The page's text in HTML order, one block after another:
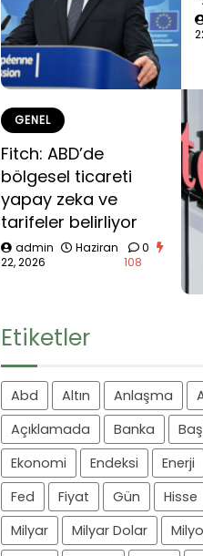
GENEL
Fitch: ABD’de
bölgesel ticareti
yapay zeka ve
tarifeler belirliyor
admin
Haziran
22, 2026
0
108
Etiketler
Abd Altın Anlaşma
Açıklamada
Banka
Ekonomi
Endeksi Enerji
Fed
Fiyat Gün Hisse
Milyar
Milyar Dolar